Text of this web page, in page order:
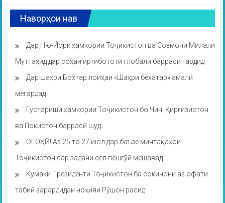
Наворҳои нав
Дар Ню-Йорк ҳамкории Тоҷикистон ва Созмони Милали
Муттаҳид дар соҳаи иртибототи глобалӣ баррасӣ гардид
Дар шаҳри Бохтар лоиҳаи «Шаҳри бехатар» амалӣ
мегардад
Густариши ҳамкории Тоҷикистон бо Чин, Қирғизистон
ва Покистон баррасӣ шуд
ОГОҲӢ! Аз 25 то 27 июл дар баъзе минтақаҳои
Тоҷикистон сар задани сел пешгӯӣ мешавад
Кумаки Президенти Тоҷикистон ба сокинони аз офати
табиӣ зарардидаи ноҳияи Рӯшон расид